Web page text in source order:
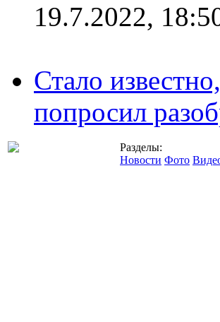
19.7.2022,
Стало
попросил
Разделы:
Новости Фото